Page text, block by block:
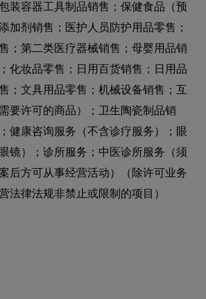
装容器工具制品销售；保健食品（预
加剂销售；医护人员防护用品零售；
；第二类医疗器械销售；母婴用品销
化妆品零售；日用百货销售；日用品
；文具用品零售；机械设备销售；互
要许可的商品）；卫生陶瓷制品销
健康咨询服务（不含诊疗服务）；眼
镜）；诊所服务；中医诊所服务（须
后方可从事经营活动）（除许可业务
法律法规非禁止或限制的项目）